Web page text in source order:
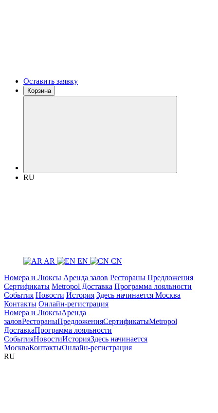
Оставить заявку
Корзина
RU
AR EN
CN
Номера и Люксы Аренда залов Рестораны Предложения
Сертификаты Metropol Доставка Программа лояльности
События Новости История Здесь начинается Москва
Контакты Онлайн-регистрация
Номера и ЛюксыАренда
заловРестораныПредложенияСертификатыMetropol
ДоставкаПрограмма лояльности
СобытияНовостиИсторияЗдесь начинается
МоскваКонтактыОнлайн-регистрация
RU